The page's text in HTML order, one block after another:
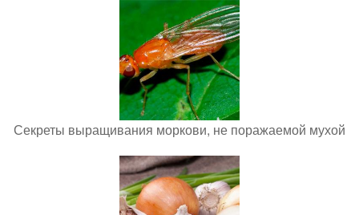
Секреты выращивания моркови, не поражаемой мухой